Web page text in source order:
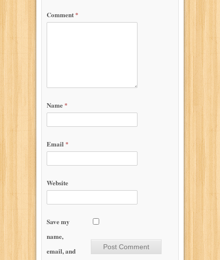
Comment *
Name *
Email *
Website
Save my
name,
email, and